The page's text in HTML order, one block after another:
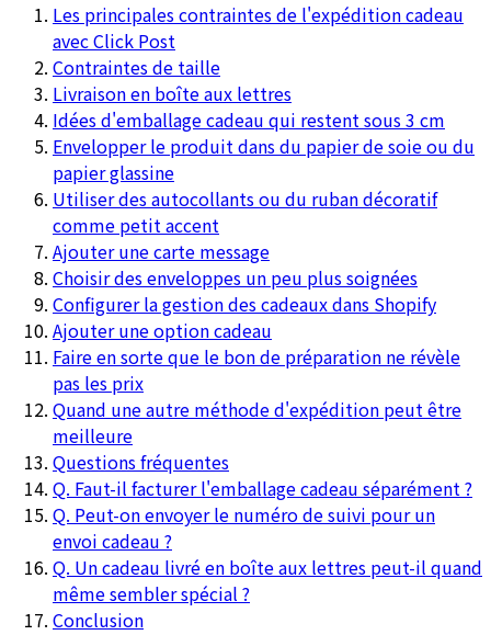
Les principales contraintes de l'expédition cadeau
avec Click Post
Contraintes de taille
Livraison en boîte aux lettres
Idées d'emballage cadeau qui restent sous 3 cm
Envelopper le produit dans du papier de soie ou du
papier glassine
Utiliser des autocollants ou du ruban décoratif
comme petit accent
Ajouter une carte message
Choisir des enveloppes un peu plus soignées
Configurer la gestion des cadeaux dans Shopify
Ajouter une option cadeau
Faire en sorte que le bon de préparation ne révèle
pas les prix
Quand une autre méthode d'expédition peut être
meilleure
Questions fréquentes
Q. Faut-il facturer l'emballage cadeau séparément ?
Q. Peut-on envoyer le numéro de suivi pour un
envoi cadeau ?
Q. Un cadeau livré en boîte aux lettres peut-il quand
même sembler spécial ?
Conclusion